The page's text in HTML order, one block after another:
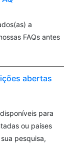
a
FAQs antes
abertas
para
ou países
pesquisa,